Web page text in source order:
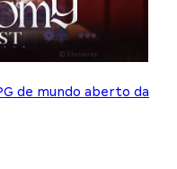
de mundo aberto da